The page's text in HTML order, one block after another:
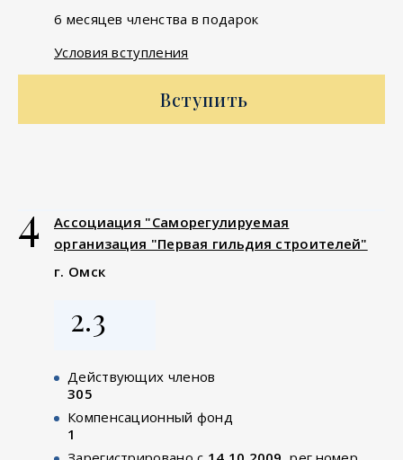
6 месяцев членства в подарок
Условия вступления
Вступить
4
Ассоциация "Саморегулируемая
организация "Первая гильдия строителей"
г. Омск
2.3
Действующих членов
305
Компенсационный фонд
1